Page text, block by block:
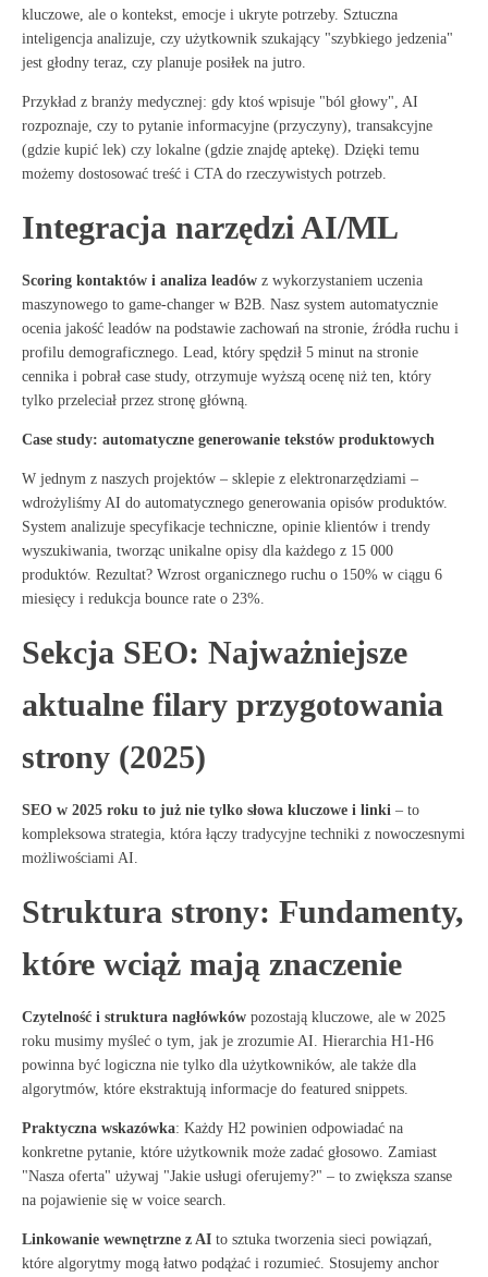
kluczowe, ale o kontekst, emocje i ukryte potrzeby. Sztuczna
inteligencja analizuje, czy użytkownik szukający "szybkiego jedzenia"
jest głodny teraz, czy planuje posiłek na jutro.
Przykład z branży medycznej: gdy ktoś wpisuje "ból głowy", AI
rozpoznaje, czy to pytanie informacyjne (przyczyny), transakcyjne
(gdzie kupić lek) czy lokalne (gdzie znajdę aptekę). Dzięki temu
możemy dostosować treść i CTA do rzeczywistych potrzeb.
Integracja narzędzi AI/ML
Scoring kontaktów i analiza leadów z wykorzystaniem uczenia
maszynowego to game-changer w B2B . Nasz system automatycznie
ocenia jakość leadów na podstawie zachowań na stronie, źródła ruchu i
profilu demograficznego. Lead, który spędził 5 minut na stronie
cennika i pobrał case study, otrzymuje wyższą ocenę niż ten, który
tylko przeleciał przez stronę główną.
Case study: automatyczne generowanie tekstów produktowych
W jednym z naszych projektów – sklepie z elektronarzędziami –
wdrożyliśmy AI do automatycznego generowania opisów produktów.
System analizuje specyfikacje techniczne, opinie klientów i trendy
wyszukiwania, tworząc unikalne opisy dla każdego z 15 000
produktów. Rezultat? Wzrost organicznego ruchu o 150% w ciągu 6
miesięcy i redukcja bounce rate o 23%
Sekcja SEO: Najważniejsze
aktualne filary przygotowania
strony (2025)
SEO w 2025 roku to już nie tylko słowa kluczowe i linki – to
kompleksowa strategia, która łączy tradycyjne techniki z nowoczesnymi
możliwościami AI
Struktura strony: Fundamenty,
które wciąż mają znaczenie
Czytelność i struktura nagłówków pozostają kluczowe, ale w 2025
roku musimy myśleć o tym, jak je zrozumie AI . Hierarchia H1-H6
powinna być logiczna nie tylko dla użytkowników, ale także dla
algorytmów, które ekstraktują informacje do featured snippets
Praktyczna wskazówka: Każdy H2 powinien odpowiadać na
konkretne pytanie, które użytkownik może zadać głosowo. Zamiast
"Nasza oferta" używaj "Jakie usługi oferujemy?" – to zwiększa szanse
na pojawienie się w voice search
Linkowanie wewnętrzne z AI to sztuka tworzenia sieci powiązań,
które algorytmy mogą łatwo podążać i rozumieć . Stosujemy anchor